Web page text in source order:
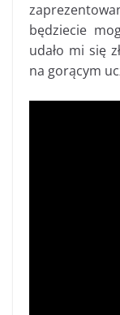
będziecie
udało mi się
na gorącym